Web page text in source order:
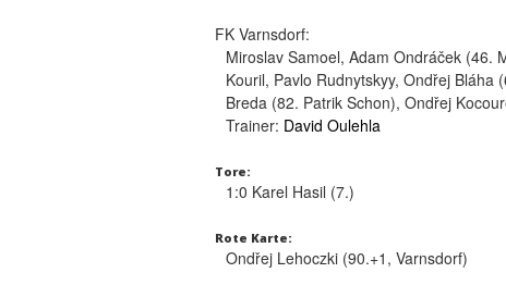
FK Varnsdorf:
Miroslav Samoel, Adam Ondráček (46.
Kouril, Pavlo Rudnytskyy, Ondřej Bláha
Breda (82. Patrik Schon), Ondřej
Trainer: David Oulehla
Tore:
1:0 Karel Hasil (7.)
Rote Karte:
Ondřej Lehoczki (90.+1, Varnsdorf)